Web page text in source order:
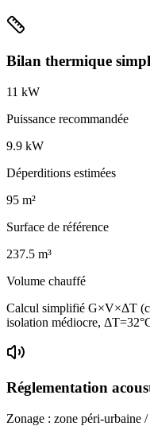
Bilan thermique
11 kW
Puissance recommandée
9.9 kW
Déperditions estimées
95 m²
Surface de référence
237.5 m³
Volume chauffé
Calcul simplifié G×V×ΔT
isolation médiocre,
Réglementation
Zonage : zone péri-urbaine